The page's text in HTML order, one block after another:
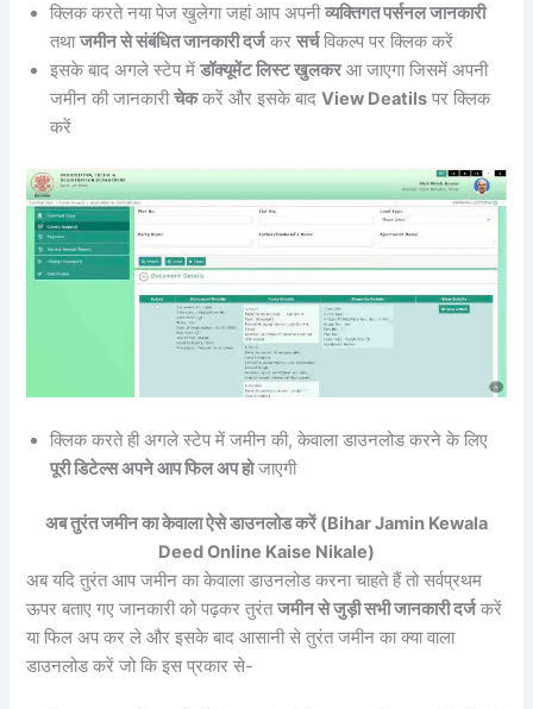
क्लिक करते नया पेज खुलेगा जहां आप अपनीव्यक्तिगत पर्सनल जानकारी
तथाजमीन से संबंधित जानकारी दर्जकरसर्चविकल्प पर क्लिक करें
इसके बाद अगले स्टेप मेंडॉक्यूमेंट लिस्ट खुलकरआ जाएगा जिसमें अपनी
जमीन की जानकारीचेककरें और इसके बादView Deatils पर क्लिक
करें
क्लिक करते ही अगले स्टेप में जमीन की, केवाला डाउनलोड करने के लिए
पूरी डिटेल्स अपने आप फिल अप होजाएगी
अब तुरंत जमीन का केवाला ऐसे डाउनलोड करें (Bihar Jamin Kewala
Deed Online Kaise Nikale)
अब यदि तुरंत आप जमीन का केवाला डाउनलोड करना चाहते हैं तो सर्वप्रथम
ऊपर बताए गए जानकारी को पढ़कर तुरंतजमीन से जुड़ी सभी जानकारी दर्जकरें
या फिल अप कर ले और इसके बाद आसानी से तुरंत जमीन का क्या वाला
डाउनलोड करें जो कि इस प्रकार से-